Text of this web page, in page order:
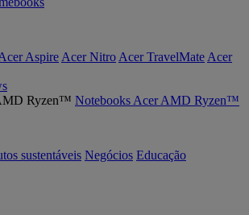
Aspire Acer Nitro Acer TravelMate Acer
Notebooks Acer AMD Ryzen™
sustentáveis Negócios Educação